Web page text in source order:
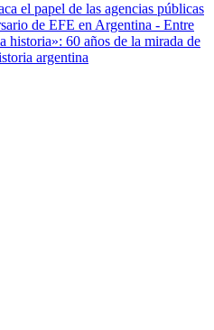
el papel de las agencias públicas
de EFE en Argentina - Entre
historia»: 60 años de la mirada de
argentina